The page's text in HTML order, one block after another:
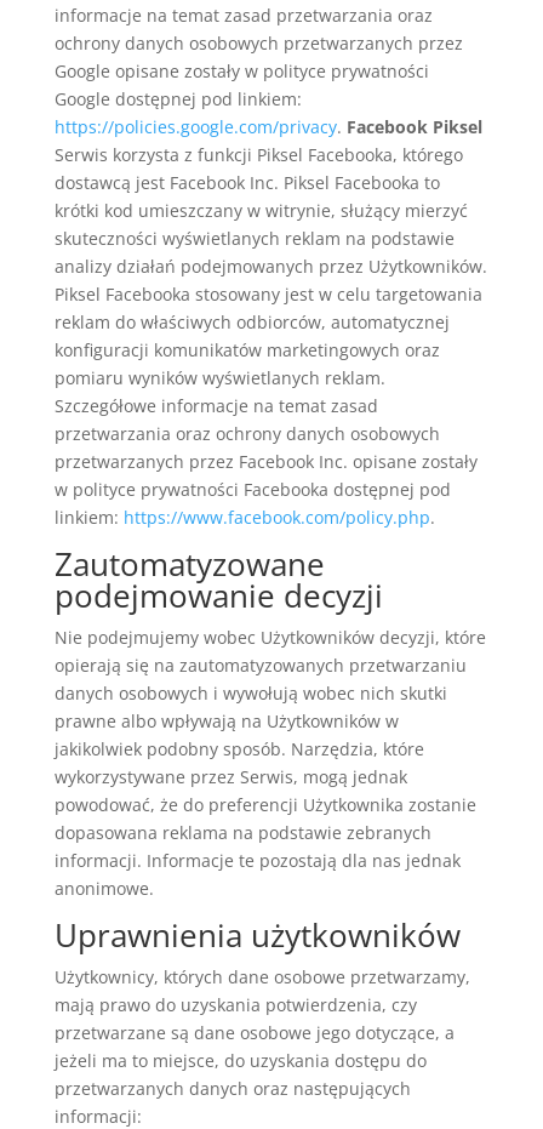
informacje na temat zasad przetwarzania oraz
ochrony danych osobowych przetwarzanych przez
Google opisane zostały w polityce prywatności
Google dostępnej pod linkiem:
https://policies.google.com/privacy. Facebook Piksel
Serwis korzysta z funkcji Piksel Facebooka, którego
dostawcą jest Facebook Inc. Piksel Facebooka to
krótki kod umieszczany w witrynie, służący mierzyć
skuteczności wyświetlanych reklam na podstawie
analizy działań podejmowanych przez Użytkowników.
Piksel Facebooka stosowany jest w celu targetowania
reklam do właściwych odbiorców, automatycznej
konfiguracji komunikatów marketingowych oraz
pomiaru wyników wyświetlanych reklam.
Szczegółowe informacje na temat zasad
przetwarzania oraz ochrony danych osobowych
przetwarzanych przez Facebook Inc. opisane zostały
w polityce prywatności Facebooka dostępnej pod
linkiem: https://www.facebook.com/policy.php.
Zautomatyzowane
podejmowanie decyzji
Nie podejmujemy wobec Użytkowników decyzji, które
opierają się na zautomatyzowanych przetwarzaniu
danych osobowych i wywołują wobec nich skutki
prawne albo wpływają na Użytkowników w
jakikolwiek podobny sposób. Narzędzia, które
wykorzystywane przez Serwis, mogą jednak
powodować, że do preferencji Użytkownika zostanie
dopasowana reklama na podstawie zebranych
informacji. Informacje te pozostają dla nas jednak
anonimowe.
Uprawnienia użytkowników
Użytkownicy, których dane osobowe przetwarzamy,
mają prawo do uzyskania potwierdzenia, czy
przetwarzane są dane osobowe jego dotyczące, a
jeżeli ma to miejsce, do uzyskania dostępu do
przetwarzanych danych oraz następujących
informacji: